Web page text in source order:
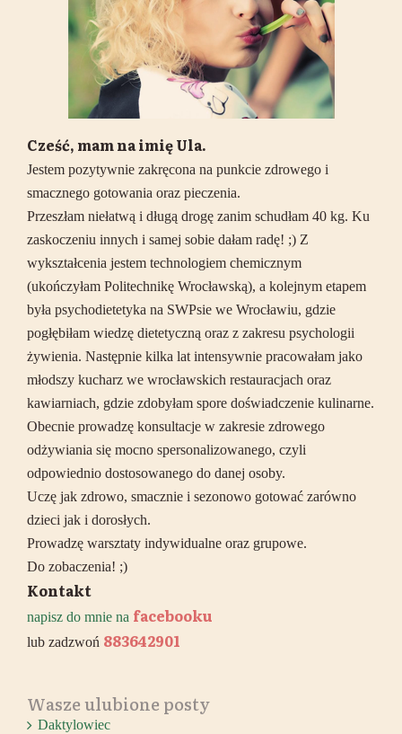
Cześć, mam na imię Ula.
Jestem pozytywnie zakręcona na punkcie zdrowego i
smacznego gotowania oraz pieczenia.
Przeszłam niełatwą i długą drogę zanim schudłam 40 kg. Ku
zaskoczeniu innych i samej sobie dałam radę! ;) Z
wykształcenia jestem technologiem chemicznym
(ukończyłam Politechnikę Wrocławską), a kolejnym etapem
była psychodietetyka na SWPsie we Wrocławiu, gdzie
pogłębiłam wiedzę dietetyczną oraz z zakresu psychologii
żywienia. Następnie kilka lat intensywnie pracowałam jako
młodszy kucharz we wrocławskich restauracjach oraz
kawiarniach, gdzie zdobyłam spore doświadczenie kulinarne.
Obecnie prowadzę konsultacje w zakresie zdrowego
odżywiania się mocno spersonalizowanego, czyli
odpowiednio dostosowanego do danej osoby.
Uczę jak zdrowo, smacznie i sezonowo gotować zarówno
dzieci jak i dorosłych.
Prowadzę warsztaty indywidualne oraz grupowe.
Do zobaczenia! ;)
Kontakt
napisz do mnie na facebooku
lub zadzwoń 883642901
Wasze ulubione posty
Daktylowiec